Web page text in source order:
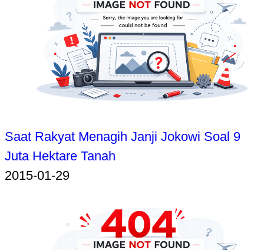
Saat Rakyat Menagih Janji Jokowi Soal 9
Juta Hektare Tanah
2015-01-29